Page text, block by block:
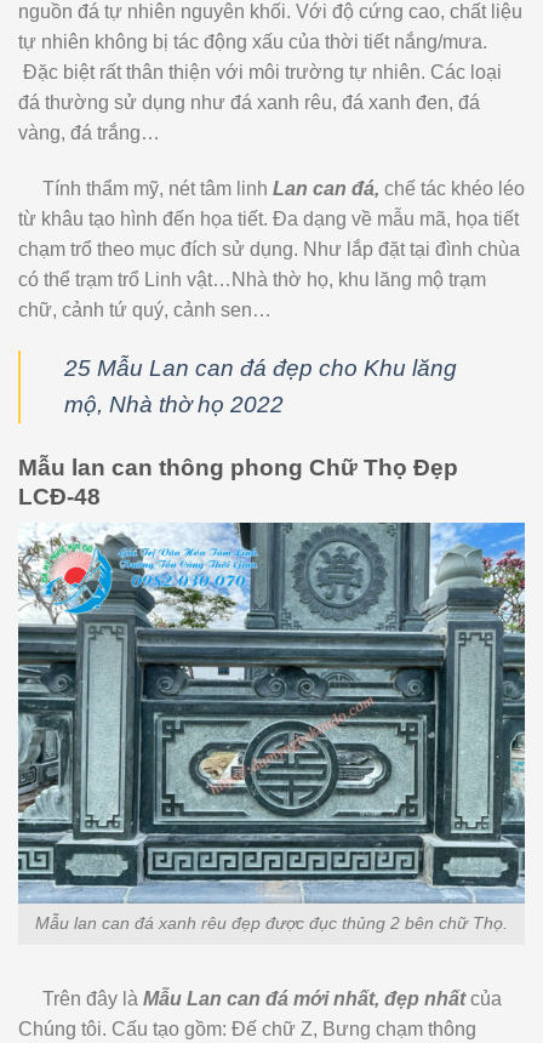
nguồn đá tự nhiên nguyên khối. Với độ cứng cao, chất liệu
tự nhiên không bị tác động xấu của thời tiết nắng/mưa.
Đặc biệt rất thân thiện với môi trường tự nhiên. Các loại
đá thường sử dụng như đá xanh rêu, đá xanh đen, đá
vàng, đá trắng…
Tính thẩm mỹ, nét tâm linh Lan can đá, chế tác khéo léo
từ khâu tạo hình đến họa tiết. Đa dạng về mẫu mã, họa tiết
chạm trổ theo mục đích sử dụng. Như lắp đặt tại đình chùa
có thể trạm trổ Linh vật…Nhà thờ họ, khu lăng mộ trạm
chữ, cảnh tứ quý, cảnh sen…
25 Mẫu Lan can đá đẹp cho Khu lăng
mộ, Nhà thờ họ 2022
Mẫu lan can thông phong Chữ Thọ Đẹp
LCĐ-48
Mẫu lan can đá xanh rêu đẹp được đục thủng 2 bên chữ Thọ.
Trên đây là Mẫu Lan can đá mới nhất, đẹp nhấtcủa
Chúng tôi. Cấu tạo gồm: Đế chữ Z, Bưng chạm thông